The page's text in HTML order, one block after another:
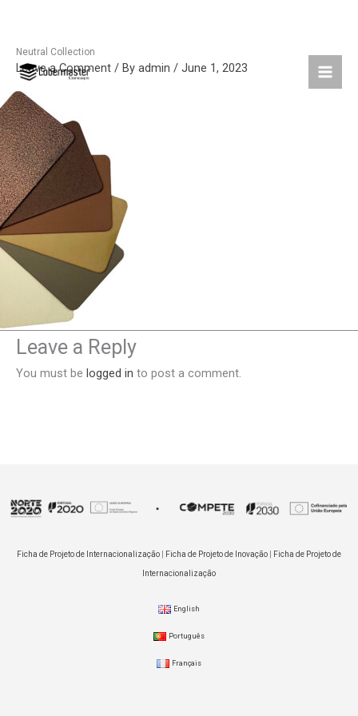
Skip
content
Neutral Collection
Leave a Comment / By admin / June 1, 2023
Leave a Reply
You must be logged in to post a comment.
Ficha de Projeto de Internacionalização Ficha de Projeto de Inovação Ficha de Projeto de
Internacionalização
English
Português
Français